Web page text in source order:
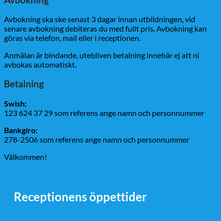
Avbokning ska ske senast 3 dagar innan utbildningen, vid
senare avbokning debiteras du med fullt pris. Avbokning kan
göras via telefon, mail eller i receptionen.
Anmälan är bindande, utebliven betalning innebär ej att ni
avbokas automatiskt.
Betalning
Swish:
123 624 37 29 som referens ange namn och personnummer
Bankgiro:
278-2506 som referens ange namn och personnummer
Välkommen!
Receptionens öppettider